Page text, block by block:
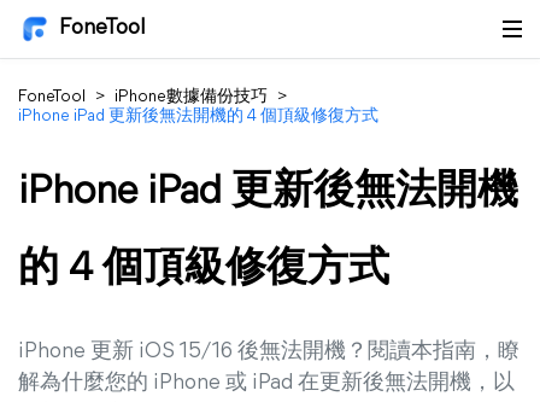
FoneTool
FoneTool > iPhone數據備份技巧
>
iPhone iPad 更新後無法開機的 4 個頂級修復方式
iPhone iPad 更新後無法開機
的 4 個頂級修復方式
iPhone 更新 iOS 15/16 後無法開機？閱讀本指南，瞭
解為什麼您的 iPhone 或 iPad 在更新後無法開機，以